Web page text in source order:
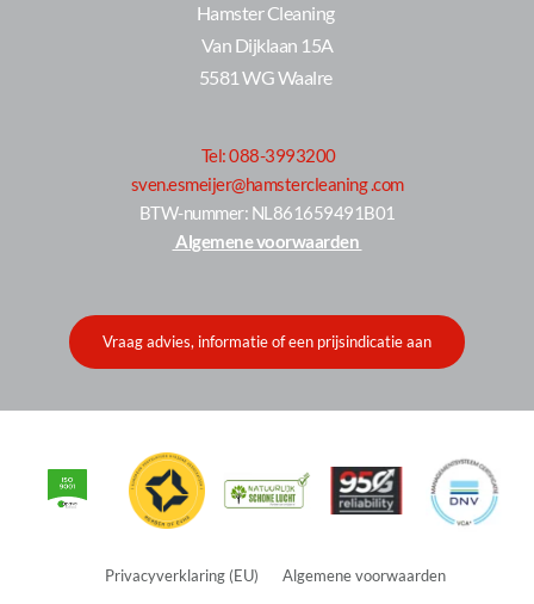
Hamster Cleaning
Van Dijklaan 15A
5581 WG Waalre
Tel: 088-3993200
sven.esmeijer@hamstercleaning .com
BTW-nummer: NL861659491B01
Algemene voorwaarden
Vraag advies, informatie of een prijsindicatie aan
Privacyverklaring (EU) Algemene voorwaarden